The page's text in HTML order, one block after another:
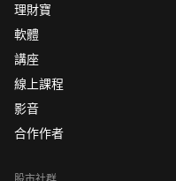
理財寶
軟體
講座
線上課程
影音
合作作者